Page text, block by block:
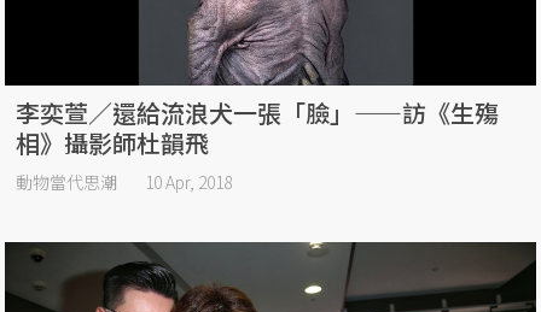
李奕萱／還給流浪犬一張「臉」——訪《生殤
相》攝影師杜韻飛
動物當代思潮 10 Apr, 2018